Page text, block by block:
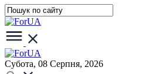
Субота, 08 Серпня, 2026